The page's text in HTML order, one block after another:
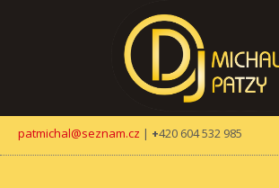
patmichal@seznam.cz | +420 604 532 985